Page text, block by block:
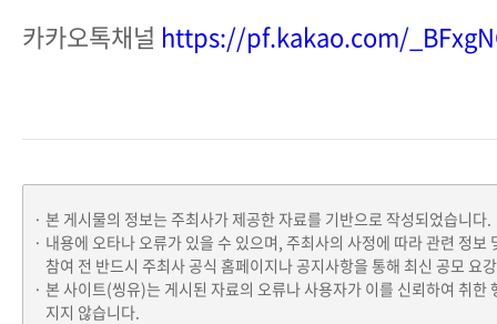
카카오톡채널 https://pf.kakao.com/
본 게시물의 정보는 주최사가 제공한 자료를 기반으로 작성되었습니다.
내용에 오타나 오류가 있을 수 있으며, 주최사의 사정에 따라 관련 정보
참여 전 반드시 주최사 공식 홈페이지나 공지사항을 통해 최신 공모 요
본 사이트(씽유)는 게시된 자료의 오류나 사용자가 이를 신뢰하여 취한
지지 않습니다.